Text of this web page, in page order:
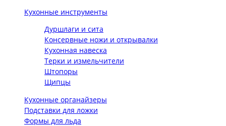
Кухонные инструменты
Дуршлаги и сита
Консервные ножи и открывалки
Кухонная навеска
Терки и измельчители
Штопоры
Щипцы
Кухонные органайзеры
Подставки для ложки
Формы для льда